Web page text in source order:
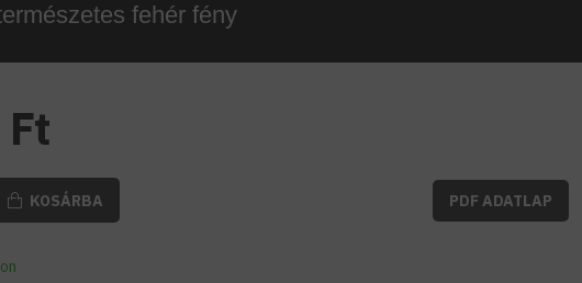
fehér fény
KOSÁRBA PDF ADATLAP